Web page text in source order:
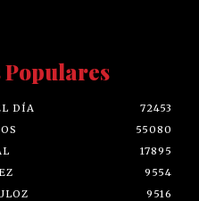
DÍA
72453
55080
17895
9554
9516